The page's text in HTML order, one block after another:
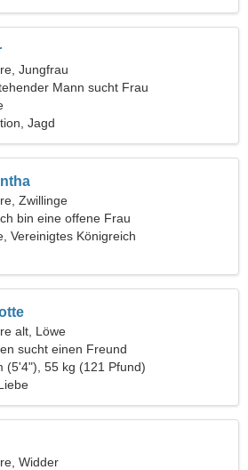
Jungfrau
Mann sucht Frau
Jagd
Zwillinge
bin eine offene Frau
Vereinigtes Königreich
alt, Löwe
sucht einen Freund
(5'4"), 55 kg (121 Pfund)
Widder